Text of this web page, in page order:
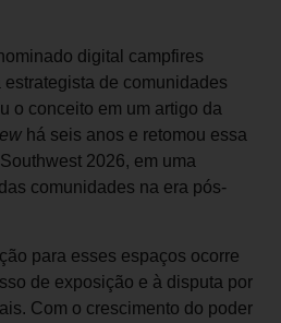
digital campfires
de comunidades
o conceito em um artigo da
há seis anos e retomou essa
2026, em uma
comunidades na era pós-
para esses espaços ocorre
de exposição e à disputa por
Com o crescimento do poder